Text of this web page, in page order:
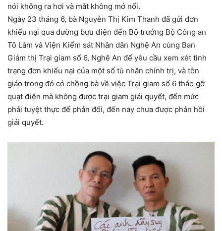
nói không ra hơi và mắt không mở nổi.
Ngày 23 tháng 6, bà Nguyễn Thị Kim Thanh đã gửi đơn
khiếu nại qua đường bưu điện đến Bộ trưởng Bộ Công an
Tô Lâm và Viện Kiểm sát Nhân dân Nghệ An cùng Ban
Giám thị Trại giam số 6, Nghê An để yêu cầu xem xét tình
trạng đơn khiếu nại của một số tù nhân chính trị, và tôn
giáo trong đó có chồng bà về việc Trại giam số 6 tháo gỡ
quạt điện mà không được trại giam giải quyết, đến mức
phải tuyệt thực để phản đối, đến nay chưa được phản hồi
giải quyết.